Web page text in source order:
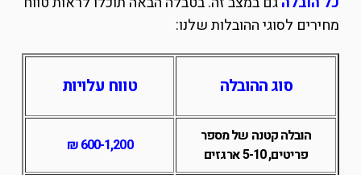
מחירים לסוגי ההובלות שלנו:
סוג ההובלה טווח עלויות
הובלה קטנה של מספר
פריטים, 5-10 ארגזים
600-1,200
₪